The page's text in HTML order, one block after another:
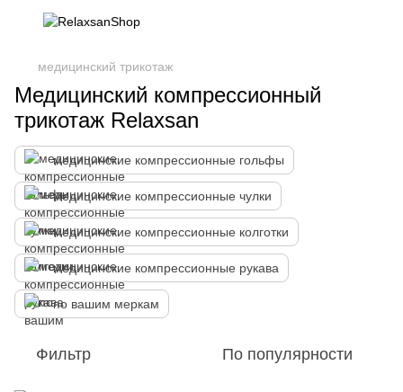
медицинский трикотаж
Медицинский компрессионный
трикотаж Relaxsan
медицинские компрессионные гольфы
медицинские компрессионные чулки
медицинские компрессионные колготки
медицинские компрессионные рукава
по вашим меркам
Фильтр По популярности